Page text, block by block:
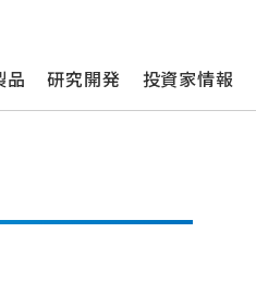
品 研究開発 投資家情報